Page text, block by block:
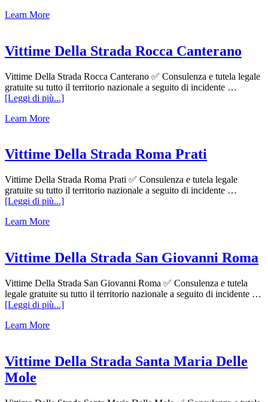
Roma
Learn More
Vittime Della Strada Rocca Canterano
Vittime Della Strada Rocca Canterano ✅ Consulenza e tutela legale
gratuite su tutto il territorio nazionale a seguito di incidente …
[Leggi di più...]infoVittime
Learn More
Vittime Della Strada Roma Prati
Vittime Della Strada Roma Prati ✅ Consulenza e tutela legale
gratuite su tutto il territorio nazionale a seguito di incidente …
[Leggi di più...]infoVittime
Learn More
Vittime Della Strada San Giovanni Roma
Vittime Della Strada San Giovanni Roma ✅ Consulenza e tutela
legale gratuite su tutto il territorio nazionale a seguito di incidente …
[Leggi di più...]infoVittime
Roma
Learn More
Vittime Della Strada Santa Maria Delle
Mole